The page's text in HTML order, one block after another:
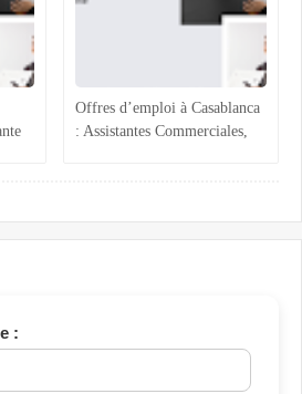
Offres d’emploi à Casablanca
: Assistantes Commerciales,
: